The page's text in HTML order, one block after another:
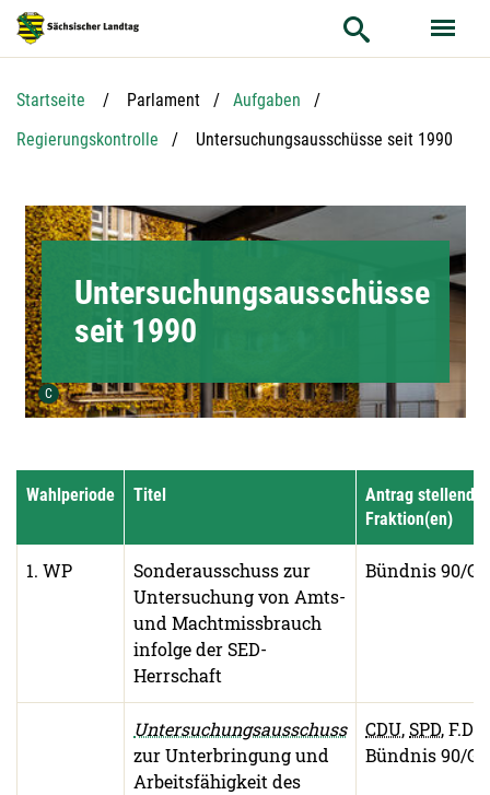
Hauptnavigation
Hauptinhalt
Service
Startseite Parlament
Aufgaben
Regierungskontrolle
Aktuelle Seite:
Untersuchungsausschüsse seit 1990
C Urheber der Grafik:
Untersuchungsausschüsse
seit 1990
Wahlperiode Titel
Antrag stellende
Fraktion(en)
1. WP
Sonderausschuss zur
Untersuchung von Amts-
und Machtmissbrauch
infolge der SED-
Herrschaft
Bündnis 90/
Untersuchungsausschuss
zur Unterbringung und
Arbeitsfähigkeit des
CDU,SPD,
Bündnis 90/